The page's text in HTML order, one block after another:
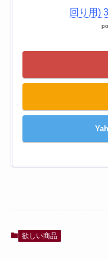
回り用)
欲しい商品